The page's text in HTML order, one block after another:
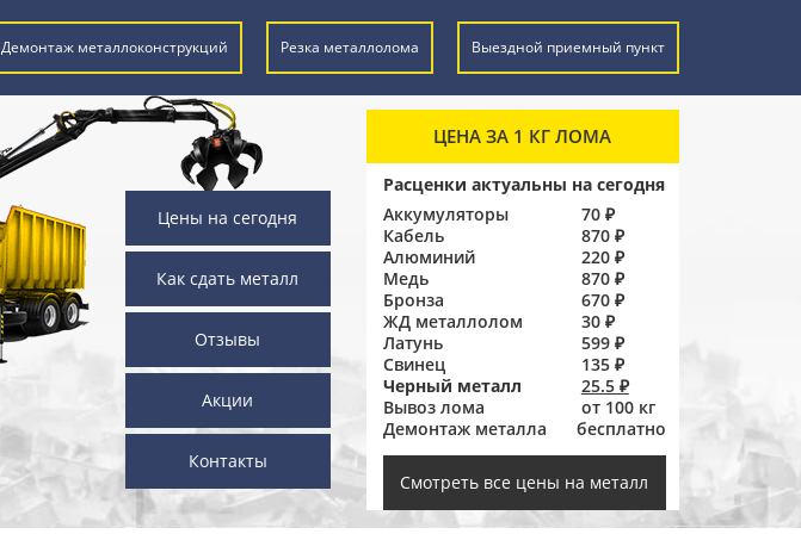
Демонтаж металлоконструкций Резка металлолома Выездной приемный пункт
ЦЕНА ЗА 1 КГ ЛОМА
Расценки актуальны на сегодня
Аккумуляторы
70 ₽
Кабель
870 ₽
Алюминий
220 ₽
Медь
870 ₽
Бронза
670 ₽
ЖД металлолом
30 ₽
Латунь
599 ₽
Свинец
135 ₽
Черный металл
25.5 ₽
Вывоз лома
от 100 кг
Демонтаж металла
бесплатно
Смотреть все цены на металл
Цены на сегодня
Как сдать металл
Отзывы
Акции
Контакты